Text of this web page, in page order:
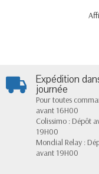
Expédition
journée
Pour toutes
avant 16H00
Colissimo : Dépôt
19H00
Mondial Relay :
avant 19H00